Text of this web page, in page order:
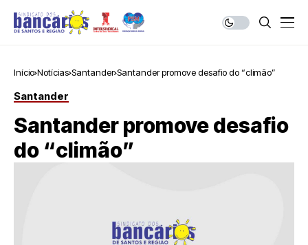
Início Notícias Santander Santander promove desafio do “climão”
Santander
Santander promove desafio
do “climão”